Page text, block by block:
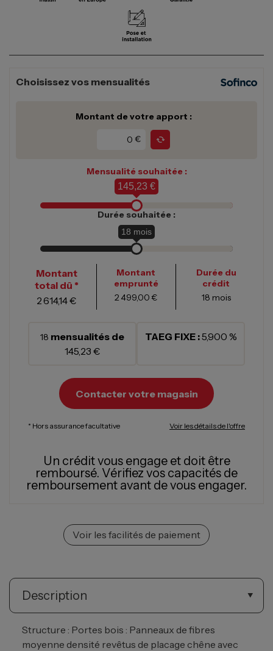
Choisissez vos mensualités
Montant de votre apport :
€
Mensualité souhaitée :
145,23 €
Durée souhaitée :
18 mois
Montant
total dû *
2 614,14 €
Montant
emprunté
2 499,00 €
Durée du
crédit
18 mois
18 mensualités de
145,23 €
TAEG FIXE :5,900 %
Contacter votre magasin
* Hors assurance facultative Voir les détails de l'offre
Un crédit vous engage et doit être
remboursé. Vérifiez vos capacités de
remboursement avant de vous engager.
Voir les facilités de paiement
Description
Structure : Portes bois : Panneaux de fibres
moyenne densité revêtus de placage chêne avec